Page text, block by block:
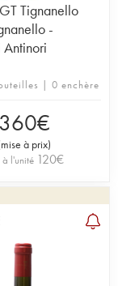
Tignanello
-
| 0 enchère
360€
mise à prix)
à l'unité 120€